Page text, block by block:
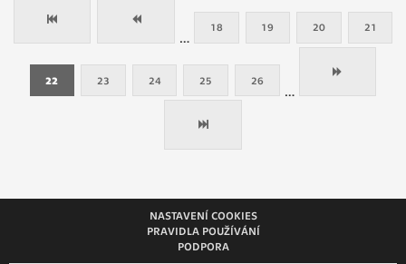
…
18 19 20 21
22 23 24 25 26
NASTAVENÍ COOKIES
PRAVIDLA POUŽÍVÁNÍ
PODPORA